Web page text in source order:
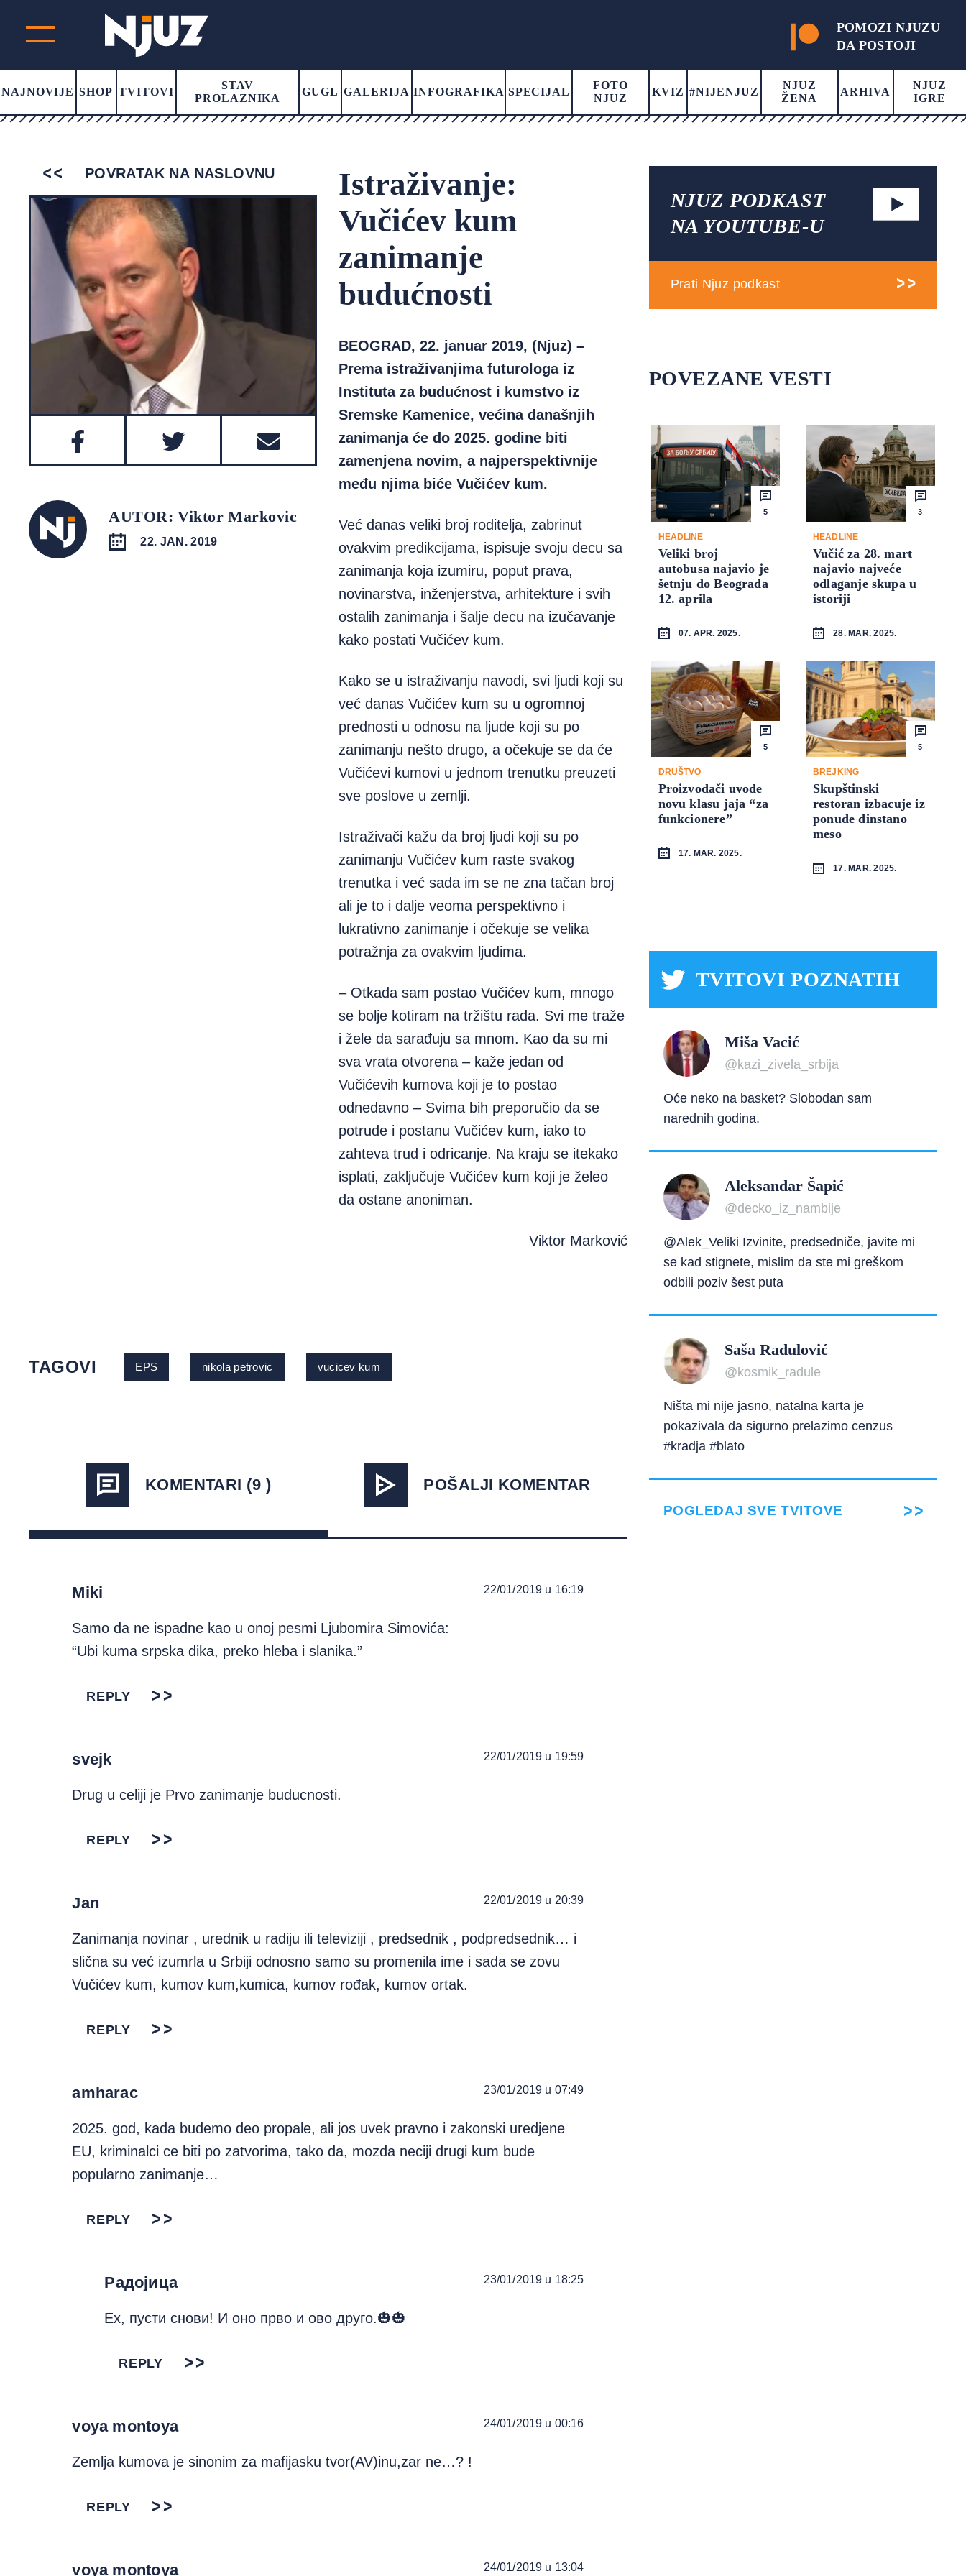
POMOZI NJUZU
DA POSTOJI
NAJNOVIJE SHOP TVITOVI
STAV
PROLAZNIKA
GUGL GALERIJA INFOGRAFIKA SPECIJAL
FOTO
NJUZ
KVIZ #NIJENJUZ
NJUZ
ŽENA
ARHIVA
NJUZ
IGRE
POVRATAK NA NASLOVNU
AUTOR: Viktor Markovic
22. JAN. 2019
Istraživanje:
Vučićev kum
zanimanje
budućnosti
BEOGRAD, 22. januar 2019, (Njuz) –
Prema istraživanjima futurologa iz
Instituta za budućnost i kumstvo iz
Sremske Kamenice, većina današnjih
zanimanja će do 2025. godine biti
zamenjena novim, a najperspektivnije
među njima biće Vučićev kum.
Već danas veliki broj roditelja, zabrinut
ovakvim predikcijama, ispisuje svoju decu sa
zanimanja koja izumiru, poput prava,
novinarstva, inženjerstva, arhitekture i svih
ostalih zanimanja i šalje decu na izučavanje
kako postati Vučićev kum.
Kako se u istraživanju navodi, svi ljudi koji su
već danas Vučićev kum su u ogromnoj
prednosti u odnosu na ljude koji su po
zanimanju nešto drugo, a očekuje se da će
Vučićevi kumovi u jednom trenutku preuzeti
sve poslove u zemlji.
Istraživači kažu da broj ljudi koji su po
zanimanju Vučićev kum raste svakog
trenutka i već sada im se ne zna tačan broj
ali je to i dalje veoma perspektivno i
lukrativno zanimanje i očekuje se velika
potražnja za ovakvim ljudima.
– Otkada sam postao Vučićev kum, mnogo
se bolje kotiram na tržištu rada. Svi me traže
i žele da sarađuju sa mnom. Kao da su mi
sva vrata otvorena – kaže jedan od
Vučićevih kumova koji je to postao
odnedavno – Svima bih preporučio da se
potrude i postanu Vučićev kum, iako to
zahteva trud i odricanje. Na kraju se itekako
isplati, zaključuje Vučićev kum koji je želeo
da ostane anoniman.
Viktor Marković
TAGOVI EPS nikola petrovic vucicev kum
KOMENTARI (9 ) POŠALJI KOMENTAR
Miki 22/01/2019 u 16:19
Samo da ne ispadne kao u onoj pesmi Ljubomira Simovića:
“Ubi kuma srpska dika, preko hleba i slanika.”
REPLY
svejk 22/01/2019 u 19:59
Drug u celiji je Prvo zanimanje buducnosti.
REPLY
Jan 22/01/2019 u 20:39
Zanimanja novinar , urednik u radiju ili televiziji , predsednik , podpredsednik… i
slična su već izumrla u Srbiji odnosno samo su promenila ime i sada se zovu
Vučićev kum, kumov kum,kumica, kumov rođak, kumov ortak.
REPLY
amharac 23/01/2019 u 07:49
2025. god, kada budemo deo propale, ali jos uvek pravno i zakonski uredjene
EU, kriminalci ce biti po zatvorima, tako da, mozda neciji drugi kum bude
popularno zanimanje…
REPLY
Радојица 23/01/2019 u 18:25
Ех, пусти снови! И оно прво и ово друго.🎃🎃
REPLY
voya montoya 24/01/2019 u 00:16
Zemlja kumova je sinonim za mafijasku tvor(AV)inu,zar ne…? !
REPLY
voya montoya 24/01/2019 u 13:04
NJUZ PODKAST
NA YOUTUBE-U
Prati Njuz podkast
POVEZANE VESTI
5
HEADLINE
Veliki broj
autobusa najavio je
šetnju do Beograda
12. aprila
07. APR. 2025.
3
HEADLINE
Vučić za 28. mart
najavio najveće
odlaganje skupa u
istoriji
28. MAR. 2025.
5
DRUŠTVO
Proizvođači uvode
novu klasu jaja “za
funkcionere”
17. MAR. 2025.
5
BREJKING
Skupštinski
restoran izbacuje iz
ponude dinstano
meso
17. MAR. 2025.
TVITOVI POZNATIH
Miša Vacić
@kazi_zivela_srbija
Oće neko na basket? Slobodan sam
narednih godina.
Aleksandar Šapić
@decko_iz_nambije
@Alek_Veliki Izvinite, predsedniče, javite mi
se kad stignete, mislim da ste mi greškom
odbili poziv šest puta
Saša Radulović
@kosmik_radule
Ništa mi nije jasno, natalna karta je
pokazivala da sigurno prelazimo cenzus
#kradja #blato
POGLEDAJ SVE TVITOVE